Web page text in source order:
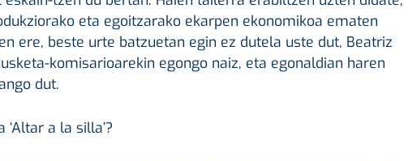
eta egoitzarako ekarpen ekonomikoa ematen
ere, beste urte batzuetan egin ez dutela uste dut, Beatriz
komisarioarekin egongo naiz, eta egonaldian haren
dut.
a la silla’?